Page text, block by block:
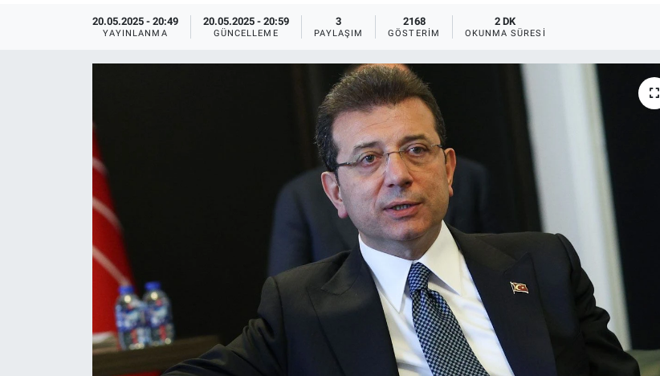
20.05.2025 - 20:49
YAYINLANMA
20.05.2025 - 20:59
GÜNCELLEME
3
PAYLAŞIM
2168
GÖSTERIM
2 DK
OKUNMA SÜRESI
Ege'den Esintiler
Ekonomi
Gün Başlıyor
Gün Bitiyor
Gün Ortası
İletişim